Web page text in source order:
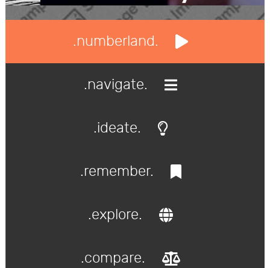
.numberland.
.navigate.
.ideate.
.remember.
.explore.
.compare.